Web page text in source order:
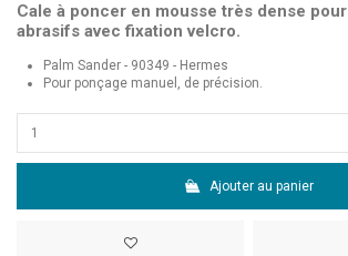
Cale à poncer en mousse très dense pour
abrasifs avec fixation velcro.
Palm Sander - 90349 - Hermes
Pour ponçage manuel, de précision.
Ajouter au panier